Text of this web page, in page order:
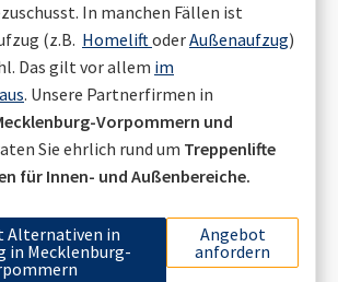
In manchen Fällen ist
(z.B. HomeliftoderAußenaufzug)
Das gilt vor allem im
. Unsere Partnerfirmen in
Vorpommern und
Sie ehrlich rund um Treppenlifte
für Innen- und Außenbereiche.
Alternativen in
in Mecklenburg-
Angebot
anfordern